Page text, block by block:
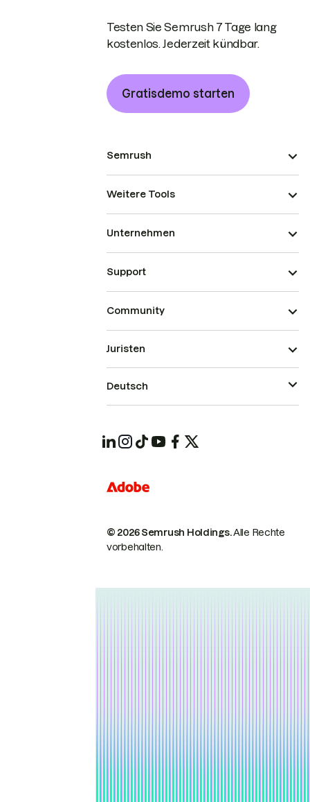
Testen Sie Semrush 7 Tage lang
kostenlos. Jederzeit kündbar.
Gratisdemo starten
Semrush
Weitere Tools
Unternehmen
Support
Community
© 2026 Semrush Holdings.Alle Rechte
vorbehalten.
Juristen
Deutsch